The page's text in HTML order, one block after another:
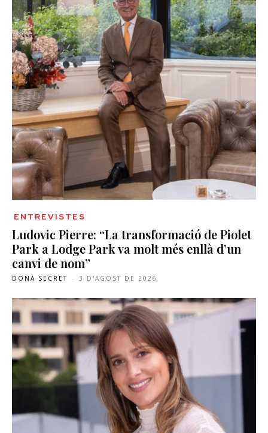
ENTREVISTES
Ludovic Pierre: “La transformació de Piolet
Park a Lodge Park va molt més enllà d’un
canvi de nom”
DONA SECRET - 3 D'AGOST DE 2026